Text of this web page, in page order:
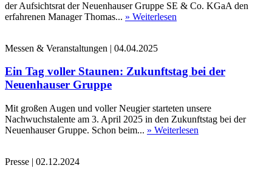
der Aufsichtsrat der Neuenhauser Gruppe SE & Co. KGaA den
erfahrenen Manager Thomas... » Weiterlesen
Messen & Veranstaltungen | 04.04.2025
Ein Tag voller Staunen: Zukunftstag bei der
Neuenhauser Gruppe
Mit großen Augen und voller Neugier starteten unsere
Nachwuchstalente am 3. April 2025 in den Zukunftstag bei der
Neuenhauser Gruppe. Schon beim... » Weiterlesen
Presse | 02.12.2024